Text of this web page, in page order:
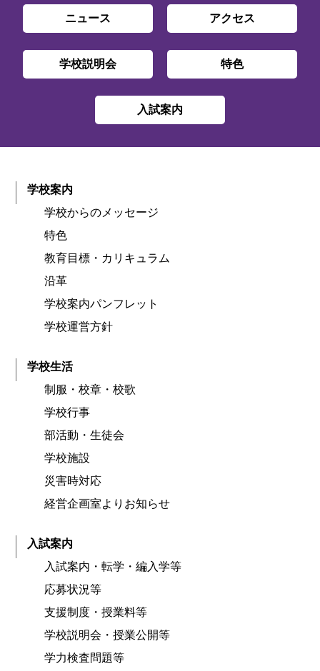
ニュース アクセス
学校説明会 特色
入試案内
学校案内
学校からのメッセージ
特色
教育目標・カリキュラム
沿革
学校案内パンフレット
学校運営方針
学校生活
制服・校章・校歌
学校行事
部活動・生徒会
学校施設
災害時対応
経営企画室よりお知らせ
入試案内
入試案内・転学・編入学等
応募状況等
支援制度・授業料等
学校説明会・授業公開等
学力検査問題等